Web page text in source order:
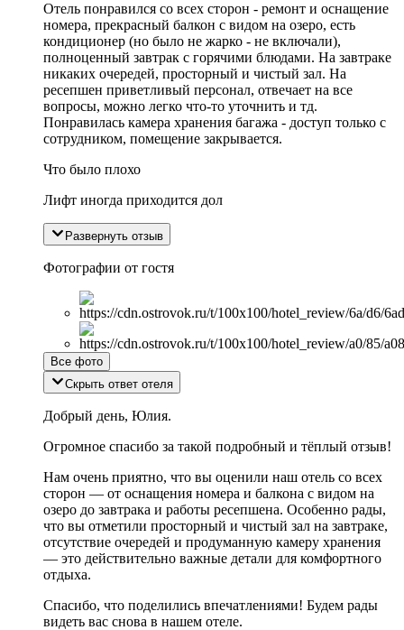
Отель понравился со всех сторон - ремонт и оснащение
номера, прекрасный балкон с видом на озеро, есть
кондиционер (но было не жарко - не включали),
полноценный завтрак с горячими блюдами. На завтраке
никаких очередей, просторный и чистый зал. На
ресепшен приветливый персонал, отвечает на все
вопросы, можно легко что-то уточнить и тд.
Понравилась камера хранения багажа - доступ только с
сотрудником, помещение закрывается.
Что было плохо
Лифт иногда приходится дол
Развернуть отзыв
Фотографии от гостя
Все фото
Скрыть ответ отеля
Добрый день, Юлия.
Огромное спасибо за такой подробный и тёплый отзыв!
Нам очень приятно, что вы оценили наш отель со всех
сторон — от оснащения номера и балкона с видом на
озеро до завтрака и работы ресепшена. Особенно рады,
что вы отметили просторный и чистый зал на завтраке,
отсутствие очередей и продуманную камеру хранения
— это действительно важные детали для комфортного
отдыха.
Спасибо, что поделились впечатлениями! Будем рады
видеть вас снова в нашем отеле.